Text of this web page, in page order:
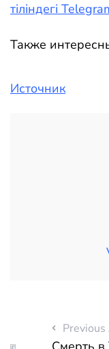
тіліндегі
Также
Источник